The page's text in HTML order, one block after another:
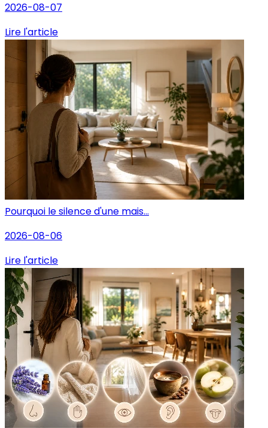
2026-08-07
Lire l'article
Pourquoi le silence d'une mais...
2026-08-06
Lire l'article